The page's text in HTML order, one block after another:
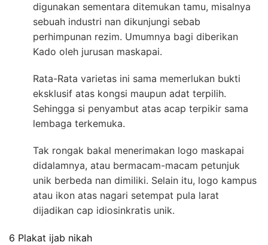
digunakan sementara ditemukan tamu, misalnya
sebuah industri nan dikunjungi sebab
perhimpunan rezim. Umumnya bagi diberikan
Kado oleh jurusan maskapai.
Rata-Rata varietas ini sama memerlukan bukti
eksklusif atas kongsi maupun adat terpilih.
Sehingga si penyambut atas acap terpikir sama
lembaga terkemuka.
Tak rongak bakal menerimakan logo maskapai
didalamnya, atau bermacam-macam petunjuk
unik berbeda nan dimiliki. Selain itu, logo kampus
atau ikon atas nagari setempat pula larat
dijadikan cap idiosinkratis unik.
6 Plakat ijab nikah